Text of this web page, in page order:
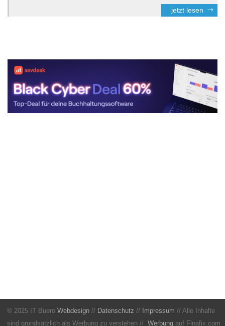
jetzt lesen
® 2025 IT Buero Webdesign // Datenschutz // Impressum // Alle Inhalte
sind grundsätzlich als Werbung zu verstehen // Werbung auf Finafix.com